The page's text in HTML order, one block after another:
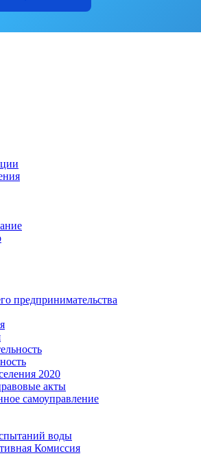
предпринимательства
2020
акты
самоуправление
воды
Комиссия